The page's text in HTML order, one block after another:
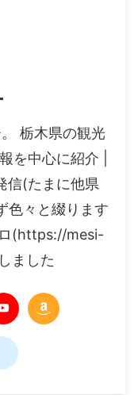
栃木県の観光
を中心に紹介 |
信(たまに他県
色々と綴ります
ロ(https://mesi-
ました